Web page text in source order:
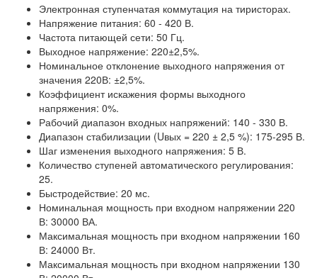
Электронная ступенчатая коммутация на тиристорах.
Напряжение питания: 60 - 420 В.
Частота питающей сети: 50 Гц.
Выходное напряжение: 220±2,5%.
Номинальное отклонение выходного напряжения от
значения 220В: ±2,5%.
Коэффициент искажения формы выходного
напряжения: 0%.
Рабочий диапазон входных напряжений: 140 - 330 В.
Диапазон стабилизации (Uвых = 220 ± 2,5 %): 175-295 В.
Шаг изменения выходного напряжения: 5 В.
Количество ступеней автоматического регулирования:
25.
Быстродействие: 20 мс.
Номинальная мощность при входном напряжении 220
В: 30000 ВА.
Максимальная мощность при входном напряжении 160
В: 24000 Вт.
Максимальная мощность при входном напряжении 130